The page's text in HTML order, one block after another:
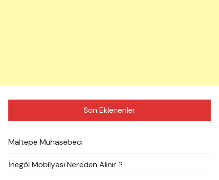
Son Eklenenler
Maltepe Muhasebeci
İnegöl Mobilyası Nereden Alınır ?